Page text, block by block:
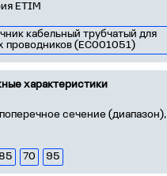
ETIM
кабельный трубчатый для
проводников (EC001051)
характеристики
сечение (диапазон),
70 95